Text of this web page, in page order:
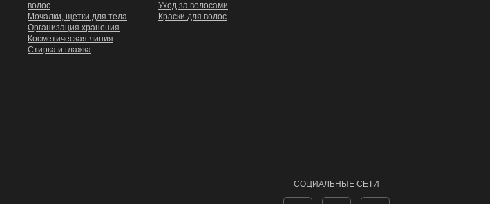
волос
Мочалки, щетки для тела
Организация хранения
Косметическая линия
Стирка и глажка
Уход за волосами
Краски для волос
СОЦИАЛЬНЫЕ СЕТИ